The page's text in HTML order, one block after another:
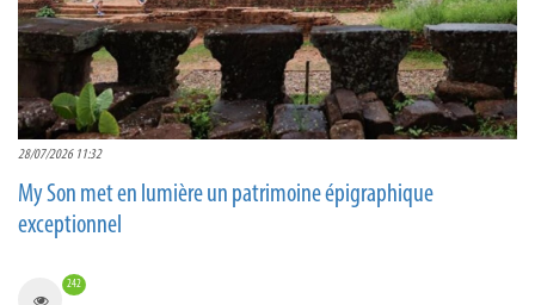
28/07/2026 11:32
My Son met en lumière un patrimoine épigraphique
exceptionnel
242